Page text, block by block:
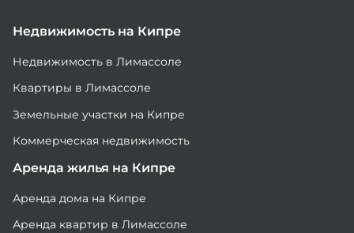
Недвижимость на Кипре
Недвижимость в Лимассоле
Квартиры в Лимассоле
Земельные участки на Кипре
Коммерческая недвижимость
Аренда жилья на Кипре
Аренда дома на Кипре
Аренда квартир в Лимассоле